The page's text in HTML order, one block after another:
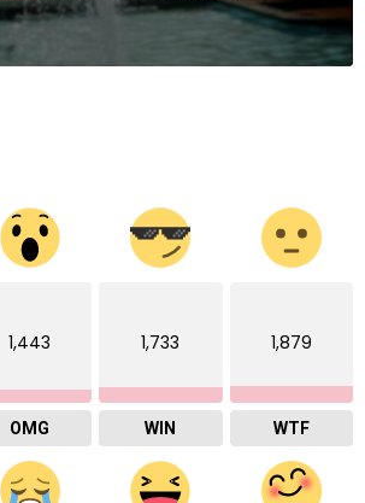
1,443
OMG
1,733
WIN
1,879
WTF